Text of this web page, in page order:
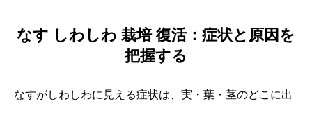
なす しわしわ 栽培 復活：症状と原因を
把握する
なすがしわしわに見える症状は、実・葉・茎のどこに出